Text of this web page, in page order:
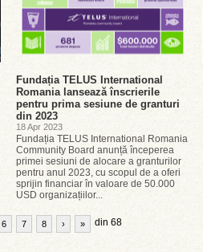
Fundația TELUS International
Romania lansează înscrierile
pentru prima sesiune de granturi
din 2023
18 Apr 2023
Fundația TELUS International Romania
Community Board anunță începerea
primei sesiuni de alocare a granturilor
pentru anul 2023, cu scopul de a oferi
sprijin financiar în valoare de 50.000
USD organizațiilor...
6 7 8 din 68
› »